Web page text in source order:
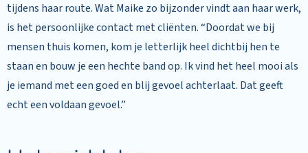
tijdens haar route. Wat Maike zo bijzonder vindt aan haar werk,
is het persoonlijke contact met cliënten. “Doordat we bij
mensen thuis komen, kom je letterlijk heel dichtbij hen te
staan en bouw je een hechte band op. Ik vind het heel mooi als
je iemand met een goed en blij gevoel achterlaat. Dat geeft
echt een voldaan gevoel.”